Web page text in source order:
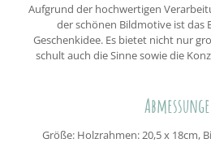
Aufgrund der hochwertigen
der schönen Bildmotive ist das
Geschenkidee. Es bietet nicht nur
schult auch die Sinne sowie die
Größe: Holzrahmen: 20,5 x 18cm,